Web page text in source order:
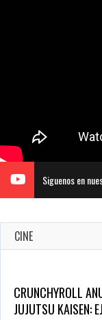
Siguenos en
CINE
JUJUTSU KAISEN:
Oct 7, 2025